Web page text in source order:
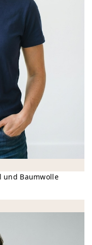
und Baumwolle